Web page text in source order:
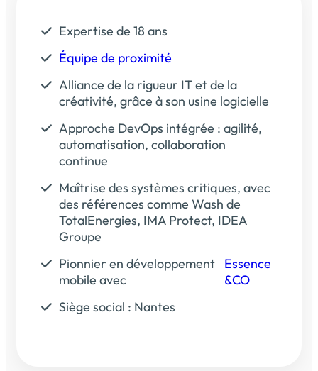
Expertise de 18 ans
Équipe de proximité
Alliance de la rigueur IT et de la
créativité, grâce à son usine logicielle
Approche DevOps intégrée : agilité,
automatisation, collaboration
continue
Maîtrise des systèmes critiques, avec
des références comme Wash de
TotalEnergies, IMA Protect, IDEA
Groupe
Pionnier en développement
mobile avec
Essence
&CO
Siège social : Nantes